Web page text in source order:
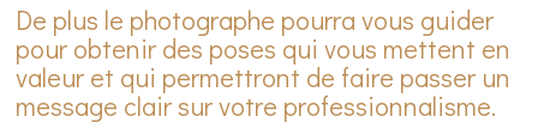
De plus le photographe pourra vous guider
pour obtenir des poses qui vous mettent en
valeur et qui permettront de faire passer un
message clair sur votre professionnalisme.